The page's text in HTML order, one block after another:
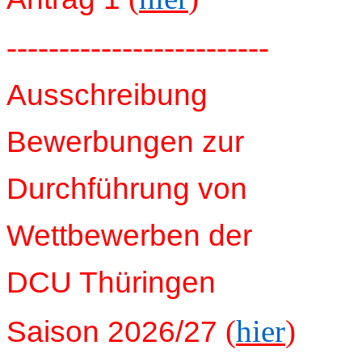
-------------------------
Ausschreibung
Bewerbungen zur
Durchführung von
Wettbewerben der
DCU Thüringen
Saison 2026/27 (hier)